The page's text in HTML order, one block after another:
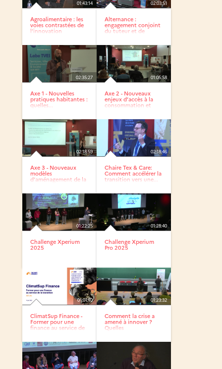
01:43:14
Agroalimentaire : les
voies contrastées de
l’innovation
02:03:51
Alternance :
engagement conjoint
du tuteur et de
02:35:27
Axe 1 - Nouvelles
pratiques habitantes :
quelles...
01:05:58
Axe 2 - Nouveaux
enjeux d’accès à la
consommation et
02:18:59
Axe 3 - Nouveaux
modèles
d’aménagement de la
02:18:46
Chaire Tex & Care:
Comment accélérer la
transition vers une...
01:22:25
Challenge Xperium
2025
01:28:40
Challenge Xperium
Pro 2025
01:01:10
ClimatSup Finance -
Former pour une
finance au service de
01:23:32
Comment la crise a
amené à innover ?
Quelles